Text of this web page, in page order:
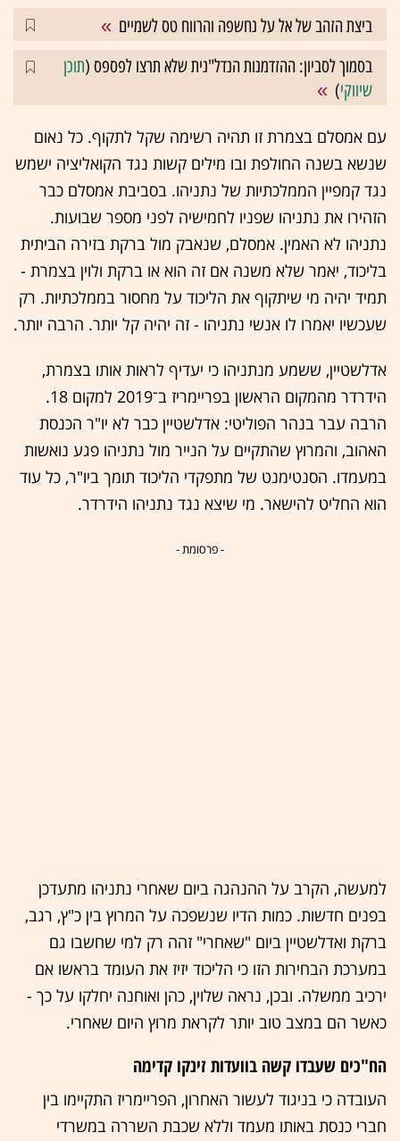
ביצת הזהב של אל על נחשפה והרווח טס לשמיים
בסמוך לסביון: ההזדמנות הנדל"נית שלא תרצו לפספס (תוכן
שיווקי)
עם אמסלם בצמרת זו תהיה רשימה שקל לתקוף. כל נאום
שנשא בשנה החולפת ובו מילים קשות נגד הקואליציה ישמש
נגד קמפיין הממלכתיות של נתניהו. בסביבת אמסלם כבר
הזהירו את נתניהו שפניו לחמישיה לפני מספר שבועות.
נתניהו לא האמין. אמסלם, שנאבק מול ברקת בזירה הביתית
בליכוד, יאמר שלא משנה אם זה הוא או ברקת ולוין בצמרת -
תמיד יהיה מי שיתקוף את הליכוד על מחסור בממלכתיות. רק
שעכשיו יאמרו לו אנשי נתניהו - זה יהיה קל יותר. הרבה יותר.
אדלשטיין, ששמע מנתניהו כי יעדיף לראות אותו בצמרת,
הידרדר מהמקום הראשון בפריימריז ב־2019 למקום 18.
הרבה עבר בנהר הפוליטי: אדלשטיין כבר לא יו"ר הכנסת
האהוב, והמרוץ שהתקיים על הנייר מול נתניהו פגע נואשות
במעמדו. הסנטימנט של מתפקדי הליכוד תומך ביו"ר, כל עוד
הוא החליט להישאר. מי שיצא נגד נתניהו הידרדר.
- פרסומת -
למעשה, הקרב על ההנהגה ביום שאחרי נתניהו מתעדכן
בפנים חדשות. כמות הדיו שנשפכה על המרוץ בין כ"ץ, רגב,
ברקת ואדלשטיין ביום "שאחרי" זהה רק למי שחשבו גם
במערכת הבחירות הזו כי הליכוד יזיז את העומד בראשו אם
ירכיב ממשלה. ובכן, נראה שלוין, כהן ואוחנה יחלקו על כך -
כאשר הם במצב טוב יותר לקראת מרוץ היום שאחרי.
הח"כים שעבדו קשה בוועדות זינקו קדימה
העובדה כי בניגוד לעשור האחרון, הפריימריז התקיימו בין
חברי כנסת באותו מעמד וללא שכבת השררה במשרדי